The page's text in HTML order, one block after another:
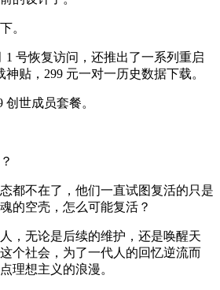
。
1 号恢复访问，还推出了一系列重启
贴，299 元一对一历史数据下载。
世成员套餐。
都不在了，他们一直试图复活的只是
的空壳，怎么可能复活？
，无论是后续的维护，还是唤醒天
个社会，为了一代人的回忆逆流而
理想主义的浪漫。